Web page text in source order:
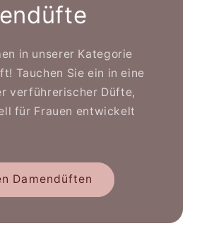
in unserer Kategorie
Tauchen Sie ein in eine
verführerischer Düfte,
für Frauen entwickelt
Damendüften